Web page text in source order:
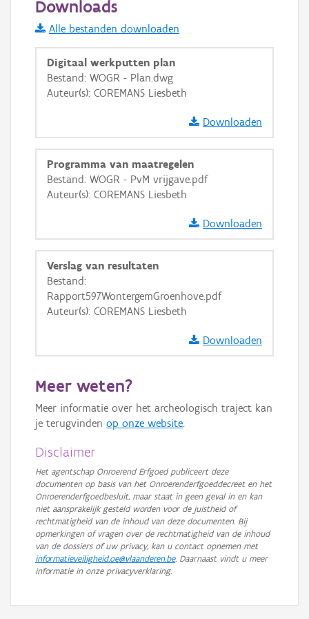
Informatie Vlaanderen
i
+ −
Basis Lagen
Ortho
GRB-Basiskaart
GRB-Basiskaart in grijswaarden
Downloads
Alle bestanden downloaden
Digitaal werkputten plan
Bestand: WOGR - Plan.dwg
Auteur(s): COREMANS Liesbeth
Downloaden
Programma van maatregelen
Bestand: WOGR - PvM vrijgave.pdf
Auteur(s): COREMANS Liesbeth
Downloaden
Verslag van resultaten
Bestand:
Rapport597WontergemGroenhove.pdf
Auteur(s): COREMANS Liesbeth
Downloaden
Meer weten?
Meer informatie over het archeologisch traject kan
je terugvinden op onze website.
Disclaimer
Het agentschap Onroerend Erfgoed publiceert deze
documenten op basis van het Onroerenderfgoeddecreet en het
Onroerenderfgoedbesluit, maar staat in geen geval in en kan
niet aansprakelijk gesteld worden voor de juistheid of
rechtmatigheid van de inhoud van deze documenten. Bij
opmerkingen of vragen over de rechtmatigheid van de inhoud
van de dossiers of uw privacy, kan u contact opnemen met
informatieveiligheid.oe@vlaanderen.be. Daarnaast vindt u meer
informatie in onze privacyverklaring.